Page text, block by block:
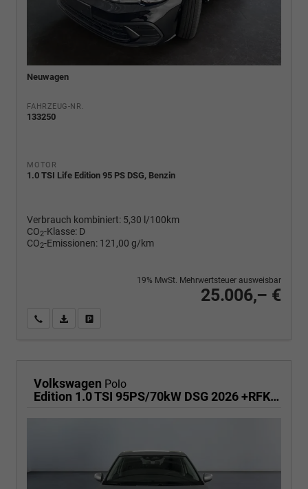
Neuwagen
FAHRZEUG-NR.
133250
MOTOR
1.0 TSI Life Edition 95 PS DSG, Benzin
Verbrauch kombiniert: 5,30 l/100km
CO2-Klasse: D
CO2-Emissionen: 121,00 g/km
25.006,– €
19% MwSt. Mehrwertsteuer ausweisbar
Wir rufen Sie anPDF-Fahrzeugexposé drucken
Volkswagen Polo
Edition 1.0 TSI 95PS/70kW DSG 2026 +RFK +Getönte Heckscheiben +TravelAssist +LED